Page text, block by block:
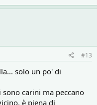
#13
solo un po' di
carini ma peccano
è piena di